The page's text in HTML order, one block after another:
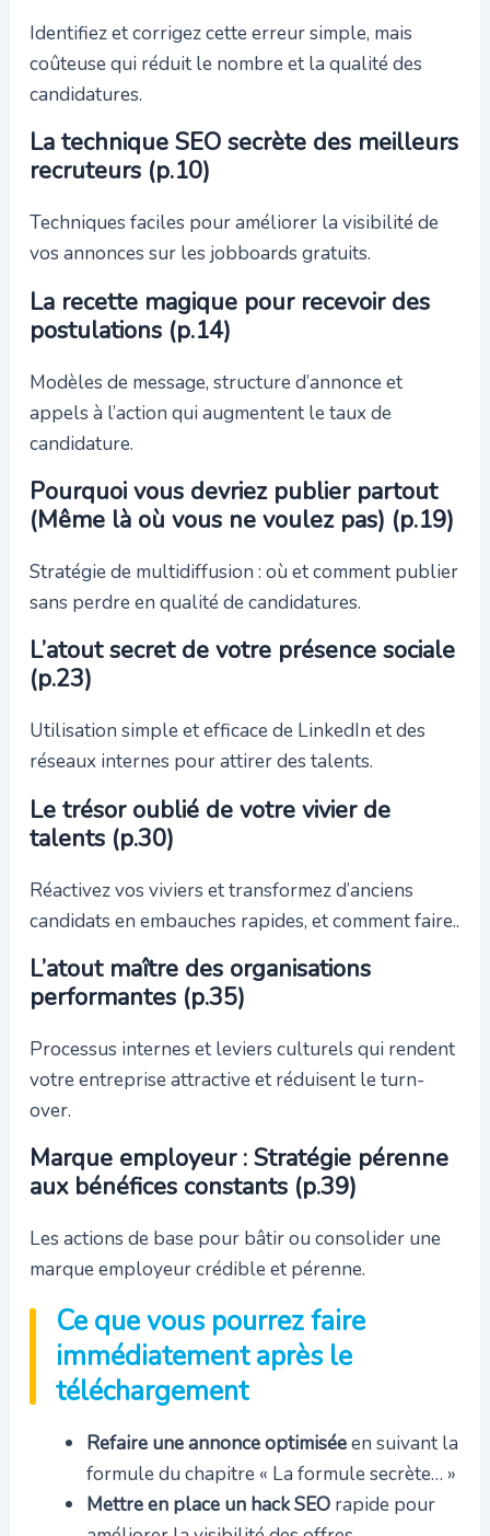
Identifiez et corrigez cette erreur simple, mais
coûteuse qui réduit le nombre et la qualité des
candidatures.
La technique SEO secrète des meilleurs
recruteurs (p.10)
Techniques faciles pour améliorer la visibilité de
vos annonces sur les jobboards gratuits.
La recette magique pour recevoir des
postulations (p.14)
Modèles de message, structure d’annonce et
appels à l’action qui augmentent le taux de
candidature.
Pourquoi vous devriez publier partout
(Même là où vous ne voulez pas) (p.19)
Stratégie de multidiffusion : où et comment publier
sans perdre en qualité de candidatures.
L’atout secret de votre présence sociale
(p.23)
Utilisation simple et efficace de LinkedIn et des
réseaux internes pour attirer des talents.
Le trésor oublié de votre vivier de
talents (p.30)
Réactivez vos viviers et transformez d’anciens
candidats en embauches rapides, et comment faire..
L’atout maître des organisations
performantes (p.35)
Processus internes et leviers culturels qui rendent
votre entreprise attractive et réduisent le turn-
over.
Marque employeur : Stratégie pérenne
aux bénéfices constants (p.39)
Les actions de base pour bâtir ou consolider une
marque employeur crédible et pérenne.
Ce que vous pourrez faire
immédiatement après le
téléchargement
Refaire une annonce optimiséeen suivant la
formule du chapitre « La formule secrète… »
Mettre en place un hack SEOrapide pour